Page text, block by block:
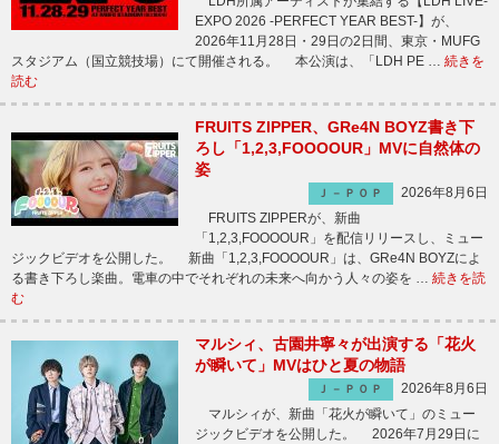
EXPO 2026 -PERFECT YEAR BEST-】が、
2026年11月28日・29日の2日間、東京・MUFG
スタジアム（国立競技場）にて開催される。 本公演は、「LDH PE … 続きを
読む
FRUITS ZIPPER、GRe4N BOYZ書き下
ろし「1,2,3,FOOOOUR」MVに自然体の
姿
Ｊ－ＰＯＰ
2026年8月6日
FRUITS ZIPPERが、新曲
「1,2,3,FOOOOUR」を配信リリースし、ミュー
ジックビデオを公開した。 新曲「1,2,3,FOOOOUR」は、GRe4N BOYZによ
る書き下ろし楽曲。電車の中でそれぞれの未来へ向かう人々の姿を … 続きを読
む
マルシィ、古園井寧々が出演する「花火
が瞬いて」MVはひと夏の物語
Ｊ－ＰＯＰ
2026年8月6日
マルシィが、新曲「花火が瞬いて」のミュー
ジックビデオを公開した。 2026年7月29日に